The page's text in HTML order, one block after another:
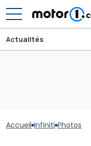
Actualités
Accueil Infiniti Photos